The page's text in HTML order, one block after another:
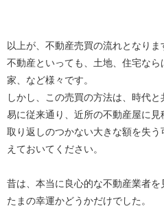
以上が、不動産売買の流れとなりま
不動産といっても、土地、住宅な
家、など様々です。
しかし、この売買の方法は、時代
易に従来通り、近所の不動産屋に見
取り返しのつかない大きな額を失
えておいてください。
昔は、本当に良心的な不動産業者
たまの幸運かどうかだけでした。